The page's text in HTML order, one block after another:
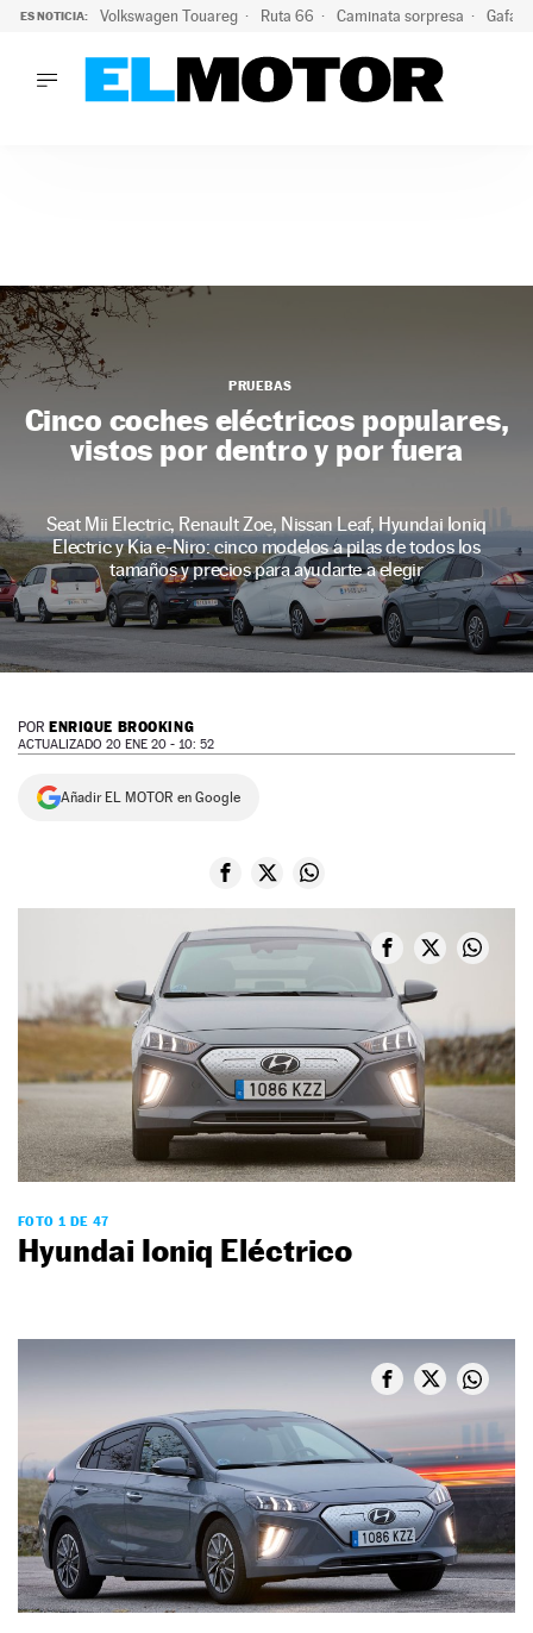
Saltar
al
contenido
ES NOTICIA: Volkswagen Touareg Ruta 66 Caminata sorpresa Gafas
VIRALES
PODCAST
MOTOS
TECNOLOGÍA
SUPERCOCHES
SERVICIOS
NEWSLETTER
SÍGUENOS
PRUEBAS
Cinco coches eléctricos populares,
vistos por dentro y por fuera
Seat Mii Electric, Renault Zoe, Nissan Leaf, Hyundai Ioniq
Electric y Kia e-Niro: cinco modelos a pilas de todos los
tamaños y precios para ayudarte a elegir
POR ENRIQUE BROOKING
ACTUALIZADO 20 ENE 20 - 10: 52
Añadir EL MOTOR en Google
FOTO 1 DE 47
Hyundai Ioniq Eléctrico